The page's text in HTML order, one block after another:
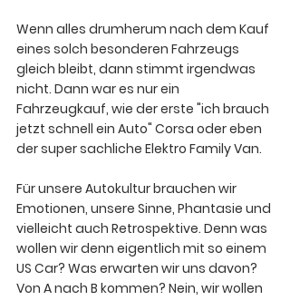
Wenn alles drumherum nach dem Kauf
eines solch besonderen Fahrzeugs
gleich bleibt, dann stimmt irgendwas
nicht. Dann war es nur ein
Fahrzeugkauf, wie der erste "ich brauch
jetzt schnell ein Auto" Corsa oder eben
der super sachliche Elektro Family Van.
Für unsere Autokultur brauchen wir
Emotionen, unsere Sinne, Phantasie und
vielleicht auch Retrospektive. Denn was
wollen wir denn eigentlich mit so einem
US Car? Was erwarten wir uns davon?
Von A nach B kommen? Nein, wir wollen